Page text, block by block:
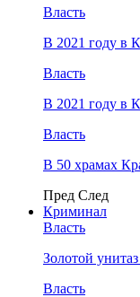
Власть
В 2021 году в
Власть
В 2021 году в
Власть
В 50 храмах
Пред След
Криминал
Власть
​Золотой
Власть